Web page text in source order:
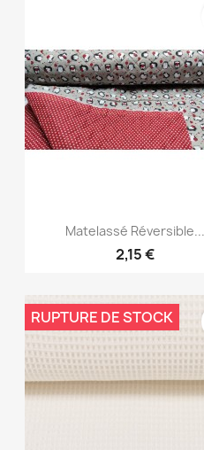
Aperçu rapide
Matelassé Réversible...
2,15 €
RUPTURE DE STOCK